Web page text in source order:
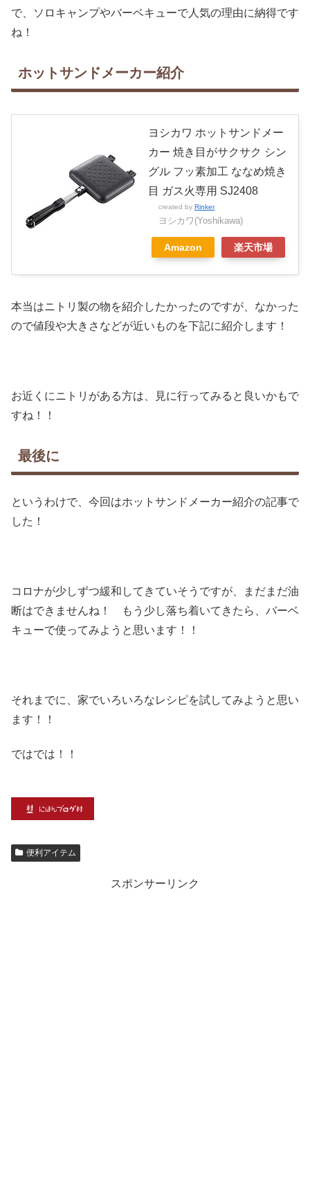
で、ソロキャンプやバーベキューで人気の理由に納得です
ね！
ホットサンドメーカー紹介
ヨシカワ ホットサンドメー
カー 焼き目がサクサク シン
グル フッ素加工 ななめ焼き
目 ガス火専用 SJ2408
created by Rinker
ヨシカワ(Yoshikawa)
Amazon 楽天市場
本当はニトリ製の物を紹介したかったのですが、なかった
ので値段や大きさなどが近いものを下記に紹介します！
お近くにニトリがある方は、見に行ってみると良いかもで
すね！！
最後に
というわけで、今回はホットサンドメーカー紹介の記事で
した！
コロナが少しずつ緩和してきていそうですが、まだまだ油
断はできませんね！ もう少し落ち着いてきたら、バーベ
キューで使ってみようと思います！！
それまでに、家でいろいろなレシピを試してみようと思い
ます！！
ではでは！！
便利アイテム
スポンサーリンク